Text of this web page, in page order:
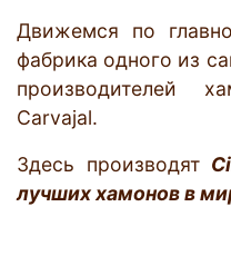
Движемся по
фабрика одного из
производителей
Carvajal.
Здесь производят
лучших хамонов в